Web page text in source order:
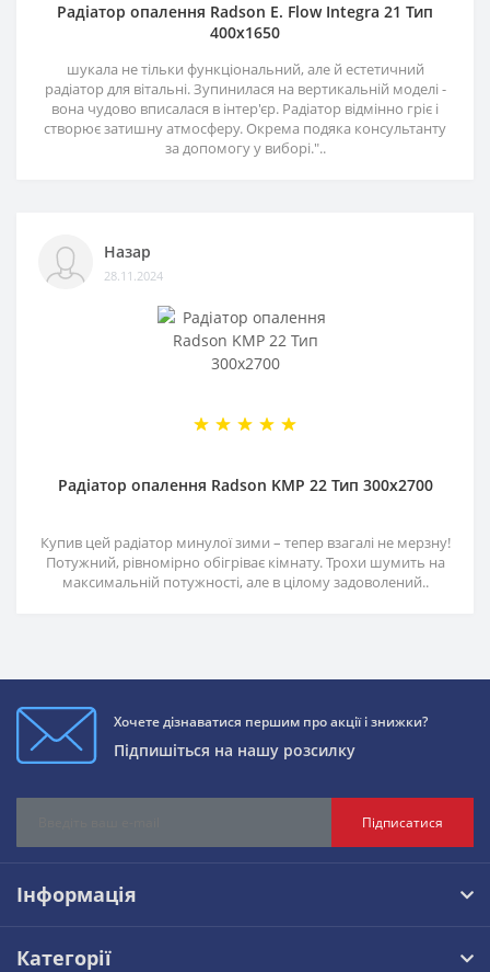
Радіатор опалення Radson E. Flow Integra 21 Тип
400х1650
шукала не тільки функціональний, але й естетичний
радіатор для вітальні. Зупинилася на вертикальній моделі -
вона чудово вписалася в інтер'єр. Радіатор відмінно гріє і
створює затишну атмосферу. Окрема подяка консультанту
за допомогу у виборі."..
Назар
28.11.2024
Радіатор опалення Radson KMP 22 Тип 300х2700
Купив цей радіатор минулої зими – тепер взагалі не мерзну!
Потужний, рівномірно обігріває кімнату. Трохи шумить на
максимальній потужності, але в цілому задоволений..
Хочете дізнаватися першим про акції і знижки?
Підпишіться на нашу розсилку
Підписатися
Інформація
Категорії